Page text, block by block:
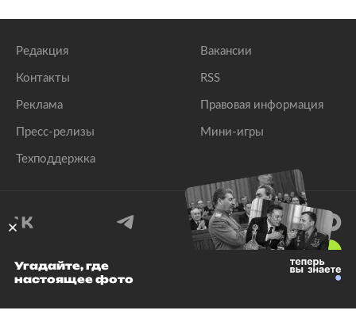
Редакция
Контакты
Реклама
Пресс-релизы
Техподдержка
Вакансии
RSS
Правовая информация
Мини-игры
© 1999–2026 Все права защищены.
Угадайте, где
настоящее фото